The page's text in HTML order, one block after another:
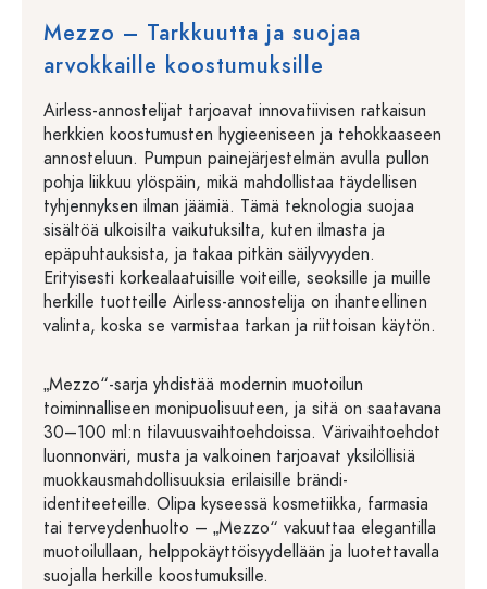
Mezzo – Tarkkuutta ja suojaa
arvokkaille koostumuksille
Airless-annostelijat tarjoavat innovatiivisen ratkaisun
herkkien koostumusten hygieeniseen ja tehokkaaseen
annosteluun. Pumpun painejärjestelmän avulla pullon
pohja liikkuu ylöspäin, mikä mahdollistaa täydellisen
tyhjennyksen ilman jäämiä. Tämä teknologia suojaa
sisältöä ulkoisilta vaikutuksilta, kuten ilmasta ja
epäpuhtauksista, ja takaa pitkän säilyvyyden.
Erityisesti korkealaatuisille voiteille, seoksille ja muille
herkille tuotteille Airless-annostelija on ihanteellinen
valinta, koska se varmistaa tarkan ja riittoisan käytön.
„Mezzo“-sarja yhdistää modernin muotoilun
toiminnalliseen monipuolisuuteen, ja sitä on saatavana
30–100 ml:n tilavuusvaihtoehdoissa. Värivaihtoehdot
luonnonväri, musta ja valkoinen tarjoavat yksilöllisiä
muokkausmahdollisuuksia erilaisille brändi-
identiteeteille. Olipa kyseessä kosmetiikka, farmasia
tai terveydenhuolto – „Mezzo“ vakuuttaa elegantilla
muotoilullaan, helppokäyttöisyydellään ja luotettavalla
suojalla herkille koostumuksille.